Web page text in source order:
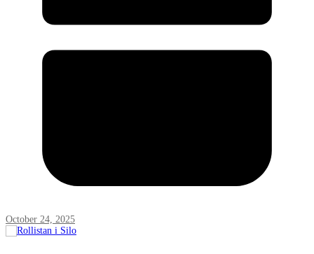
October 24, 2025